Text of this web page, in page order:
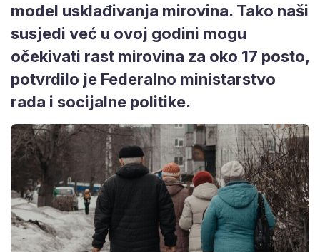
model usklađivanja mirovina. Tako naši
susjedi već u ovoj godini mogu
očekivati rast mirovina za oko 17 posto,
potvrdilo je Federalno ministarstvo
rada i socijalne politike.